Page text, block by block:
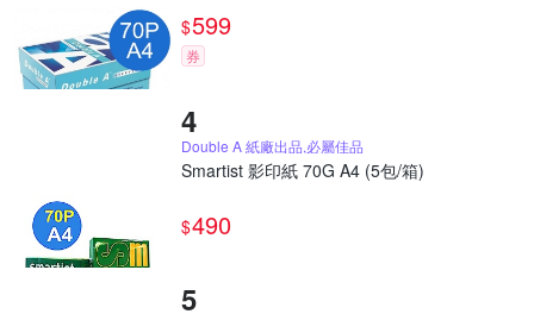
$599
券
Double A 紙廠出品,必屬佳品
Smartist 影印紙 70G A4 (5包/箱)
$490